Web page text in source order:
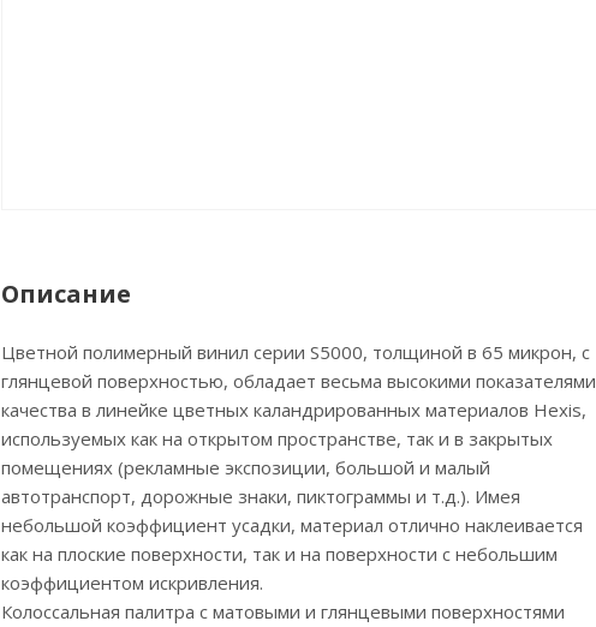
Описание
Цветной полимерный винил серии S5000, толщиной в 65 микрон, с
глянцевой поверхностью, обладает весьма высокими показателями
качества в линейке цветных каландрированных материалов Hexis,
используемых как на открытом пространстве, так и в закрытых
помещениях (рекламные экспозиции, большой и малый
автотранспорт, дорожные знаки, пиктограммы и т.д.). Имея
небольшой коэффициент усадки, материал отлично наклеивается
как на плоские поверхности, так и на поверхности с небольшим
коэффициентом искривления.
Колоссальная палитра с матовыми и глянцевыми поверхностями